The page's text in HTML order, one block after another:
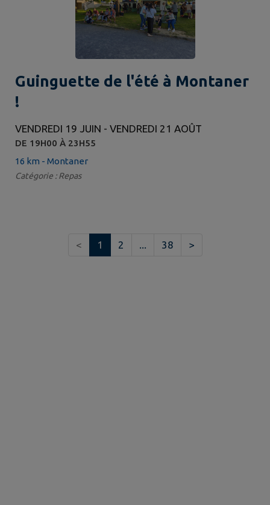
Guinguette de l'été à Montaner
!
VENDREDI 19 JUIN - VENDREDI 21 AOÛT
DE 19H00 À 23H55
16 km - Montaner
Catégorie : Repas
< 1 2 38 >